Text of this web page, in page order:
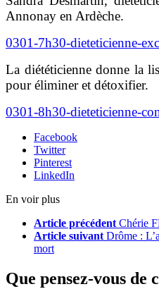
Annonay en Ardèche.
0301-7h30-dieteticienne-
La diététicienne donne la
pour éliminer et détoxifier.
0301-8h30-dieteticienne-
Facebook
Twitter
Pinterest
LinkedIn
En voir plus
Article précédent Chérie
Article suivant Drôme :
mort
Que pensez-vous de